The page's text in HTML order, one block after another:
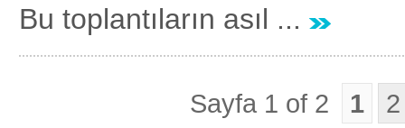
Bu toplantıların asıl ...
Sayfa 1 of 2 1 2